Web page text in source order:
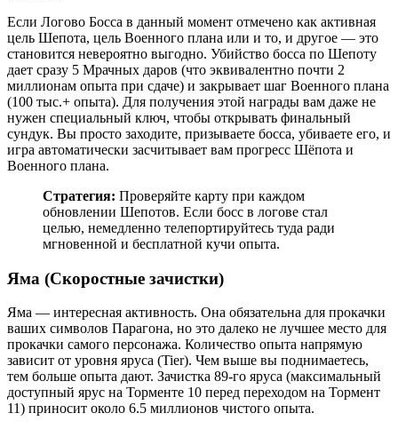
Если Логово Босса в данный момент отмечено как активная
цель Шепота, цель Военного плана или и то, и другое — это
становится невероятно выгодно. Убийство босса по Шепоту
дает сразу 5 Мрачных даров (что эквивалентно почти 2
миллионам опыта при сдаче) и закрывает шаг Военного плана
(100 тыс.+ опыта). Для получения этой награды вам даже не
нужен специальный ключ, чтобы открывать финальный
сундук. Вы просто заходите, призываете босса, убиваете его, и
игра автоматически засчитывает вам прогресс Шёпота и
Военного плана.
Стратегия: Проверяйте карту при каждом
обновлении Шепотов. Если босс в логове стал
целью, немедленно телепортируйтесь туда ради
мгновенной и бесплатной кучи опыта.
Яма (Скоростные зачистки)
Яма — интересная активность. Она обязательна для прокачки
ваших символов Парагона, но это далеко не лучшее место для
прокачки самого персонажа. Количество опыта напрямую
зависит от уровня яруса (Tier). Чем выше вы поднимаетесь,
тем больше опыта дают. Зачистка 89-го яруса (максимальный
доступный ярус на Торменте 10 перед переходом на Тормент
11) приносит около 6.5 миллионов чистого опыта.